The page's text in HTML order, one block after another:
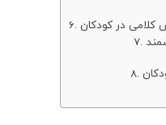
کلامی در کودکان